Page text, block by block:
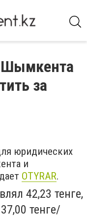
Шымкента
за
юридических
и
OTYRAR.
42,23 тенге,
тенге/